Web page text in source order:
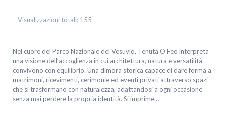
Visualizzazioni totali: 155
Nel cuore del Parco Nazionale del Vesuvio, Tenuta O’Feo interpreta
una visione dell’accoglienza in cui architettura, natura e versatilità
convivono con equilibrio. Una dimora storica capace di dare forma a
matrimoni, ricevimenti, cerimonie ed eventi privati attraverso spazi
che si trasformano con naturalezza, adattandosi a ogni occasione
senza mai perdere la propria identità. Si imprime…